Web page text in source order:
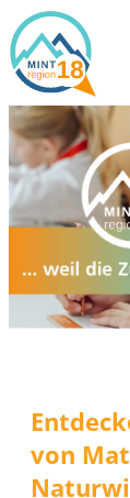
von